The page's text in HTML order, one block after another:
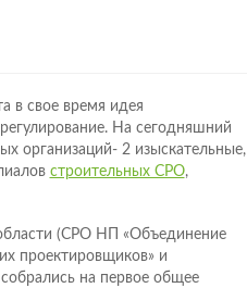
в свое время идея
На сегодняшний
организаций- 2 изыскательные,
строительных СРО,
(СРО НП «Объединение
проектировщиков» и
на первое общее